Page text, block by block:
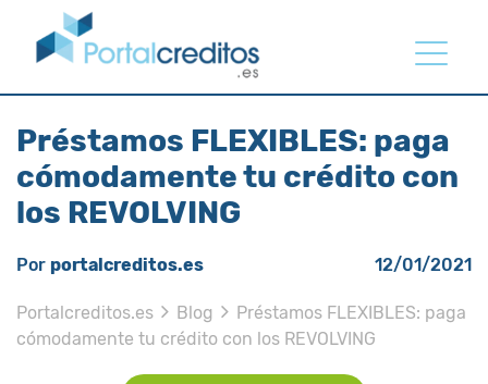
Préstamos FLEXIBLES: paga
cómodamente tu crédito con
los REVOLVING
Por portalcreditos.es 12/01/2021
Portalcreditos.es Blog
Préstamos FLEXIBLES: paga
cómodamente tu crédito con los REVOLVING